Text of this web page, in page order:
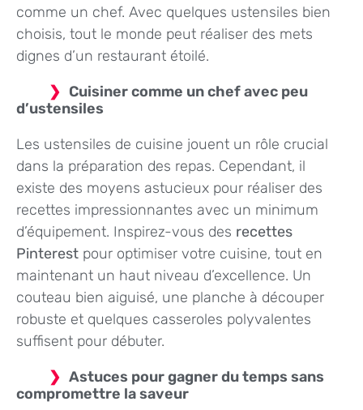
comme un chef. Avec quelques ustensiles bien
choisis, tout le monde peut réaliser des mets
dignes d’un restaurant étoilé.
Cuisiner comme un chef avec peu
d’ustensiles
Les ustensiles de cuisine jouent un rôle crucial
dans la préparation des repas. Cependant, il
existe des moyens astucieux pour réaliser des
recettes impressionnantes avec un minimum
d’équipement. Inspirez-vous des recettes
Pinterest pour optimiser votre cuisine, tout en
maintenant un haut niveau d’excellence. Un
couteau bien aiguisé, une planche à découper
robuste et quelques casseroles polyvalentes
suffisent pour débuter.
Astuces pour gagner du temps sans
compromettre la saveur